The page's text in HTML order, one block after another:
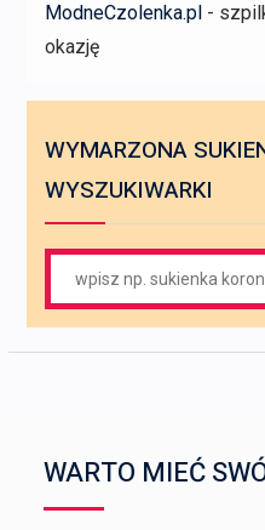
ModneCzolenka.pl -
okazję
WYMARZONA
WYSZUKIWARKI
for:
WARTO MIEĆ